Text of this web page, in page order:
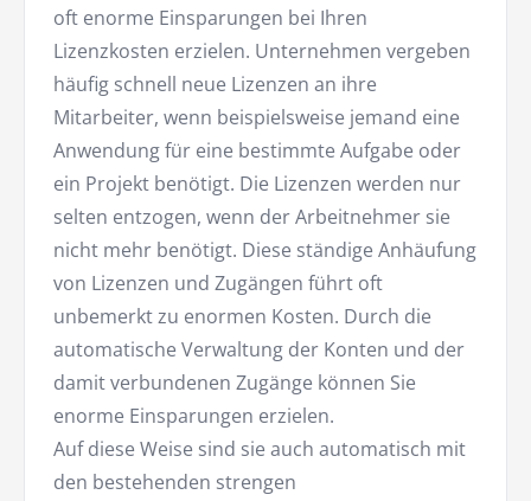
oft enorme Einsparungen bei Ihren
Lizenzkosten erzielen. Unternehmen vergeben
häufig schnell neue Lizenzen an ihre
Mitarbeiter, wenn beispielsweise jemand eine
Anwendung für eine bestimmte Aufgabe oder
ein Projekt benötigt. Die Lizenzen werden nur
selten entzogen, wenn der Arbeitnehmer sie
nicht mehr benötigt. Diese ständige Anhäufung
von Lizenzen und Zugängen führt oft
unbemerkt zu enormen Kosten. Durch die
automatische Verwaltung der Konten und der
damit verbundenen Zugänge können Sie
enorme Einsparungen erzielen.
Auf diese Weise sind sie auch automatisch mit
den bestehenden strengen